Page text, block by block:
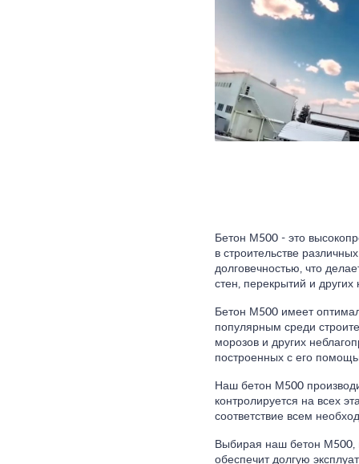
Бетон М500 - это
в строительстве
долговечностью, что
стен, перекрытий и других
Бетон М500 имеет
популярным среди
морозов и других
построенных с его
Наш бетон М500
контролируется на всех
соответствие всем
Выбирая наш бетон М500,
обеспечит долгую